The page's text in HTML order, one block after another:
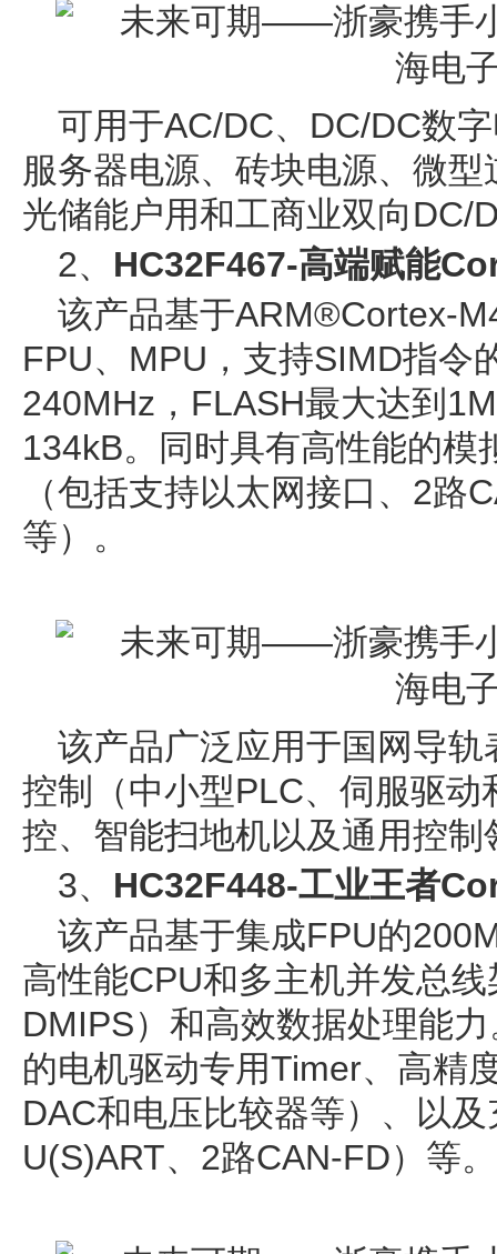
可用于AC/DC、DC/DC数
服务器电源、砖块电源、微
光储能户用和工商业双向DC/
2、 HC32F467-高端赋能
该产品基于ARM®Cortex-
FPU、MPU，支持SIMD指令
240MHz，FLASH最大达到
134kB。同时具有高性能的模
（包括支持以太网接口、2路
等）。
该产品广泛应用于国网导
控制（中小型PLC、伺服驱
控、智能扫地机以及通用控制
3、 HC32F448-工业王者
该产品基于集成FPU的
高性能CPU和多主机并发总
DMIPS）和高效数据处理能
的电机驱动专用Timer、高精
DAC和电压比较器等）、以
U(S)ART、2路CAN-FD）等。